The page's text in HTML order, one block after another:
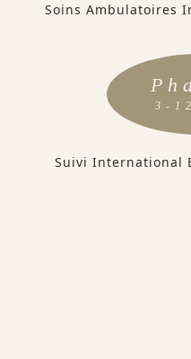
Soins Ambulatoires
3-
Suivi International